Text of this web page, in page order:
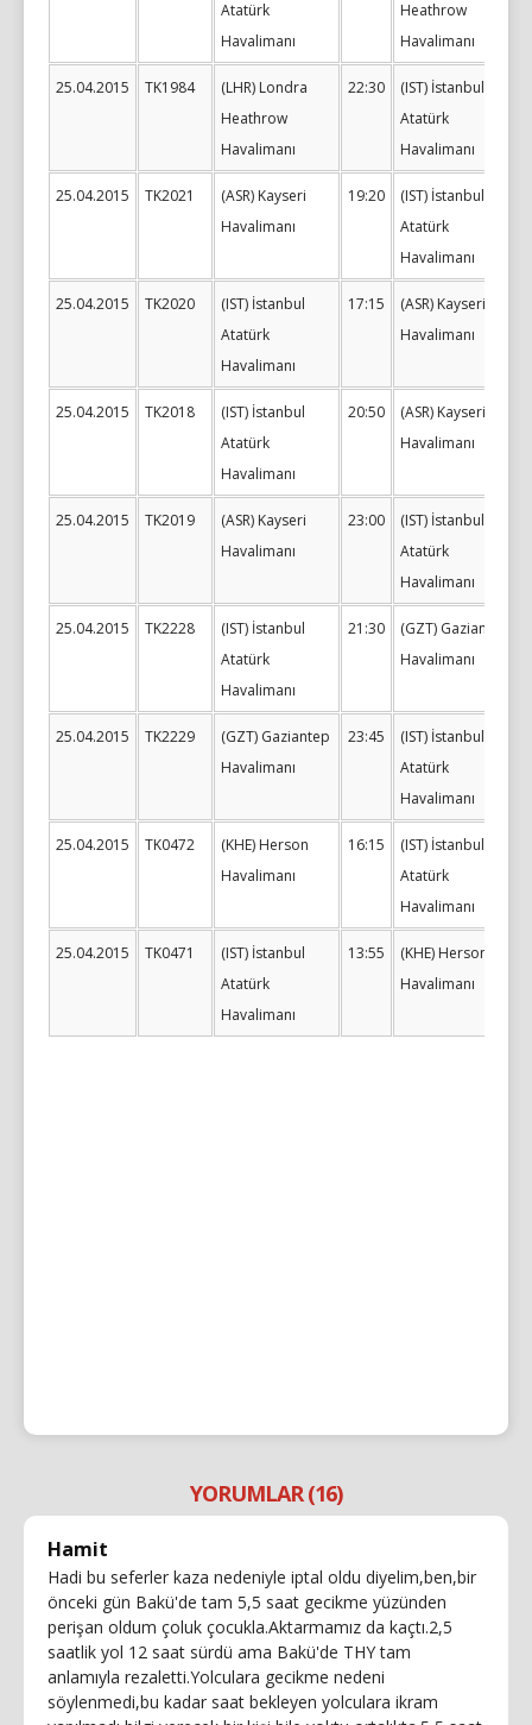
Atatürk
Havalimanı
Heathrow
Havalimanı
25.04.2015 TK1984
(LHR) Londra
Heathrow
Havalimanı
22:30
(IST) İstanbul
Atatürk
Havalimanı
25.04.2015 TK2021
(ASR) Kayseri
Havalimanı
19:20
(IST) İstanbul
Atatürk
Havalimanı
25.04.2015 TK2020
(IST) İstanbul
Atatürk
Havalimanı
17:15
(ASR) Kayseri
Havalimanı
25.04.2015 TK2018
(IST) İstanbul
Atatürk
Havalimanı
20:50
(ASR) Kayseri
Havalimanı
25.04.2015 TK2019
(ASR) Kayseri
Havalimanı
23:00
(IST) İstanbul
Atatürk
Havalimanı
25.04.2015 TK2228
(IST) İstanbul
Atatürk
Havalimanı
21:30
(GZT) Gaziantep
Havalimanı
25.04.2015 TK2229
(GZT) Gaziantep
Havalimanı
23:45
(IST) İstanbul
Atatürk
Havalimanı
25.04.2015 TK0472
(KHE) Herson
Havalimanı
16:15
(IST) İstanbul
Atatürk
Havalimanı
25.04.2015 TK0471
(IST) İstanbul
Atatürk
Havalimanı
13:55
(KHE) Herson
Havalimanı
YORUMLAR (16)
Hamit
Hadi bu seferler kaza nedeniyle iptal oldu diyelim,ben,bir
önceki gün Bakü'de tam 5,5 saat gecikme yüzünden
perişan oldum çoluk çocukla.Aktarmamız da kaçtı.2,5
saatlik yol 12 saat sürdü ama Bakü'de THY tam
anlamıyla rezaletti.Yolculara gecikme nedeni
söylenmedi,bu kadar saat bekleyen yolculara ikram